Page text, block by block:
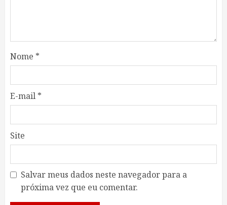
Nome *
E-mail *
Site
Salvar meus dados neste navegador para a
próxima vez que eu comentar.